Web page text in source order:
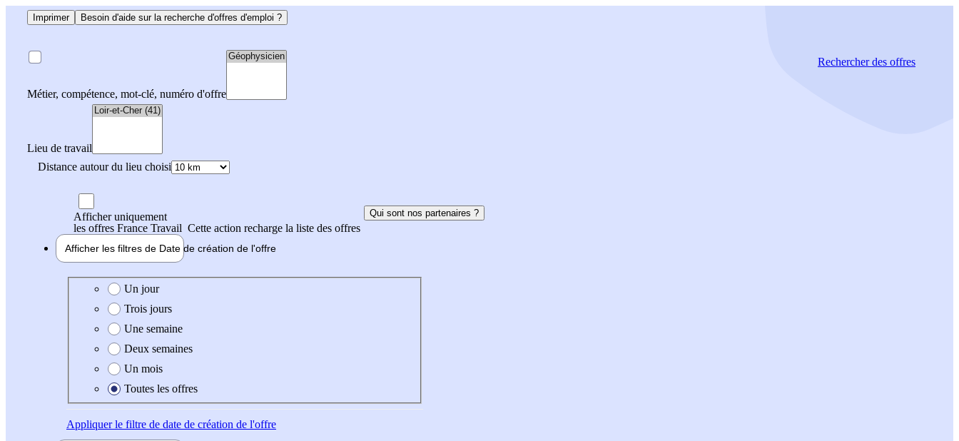
Imprimer Besoin d'aide sur la recherche d'offres d'emploi ?
Métier, compétence, mot-clé, numéro d'offre
Lieu de travail
Distance autour du lieu choisi
Rechercherdes offres
Afficher uniquement
les offres France Travail Cette action recharge la liste des offres
Qui sont nos partenaires ?
Afficher les filtres de Date de création de l'offre
Date de création de l'offre
Un jour
Trois jours
Une semaine
Deux semaines
Un mois
Toutes les offres
Appliquerle filtre de date de création de l'offre